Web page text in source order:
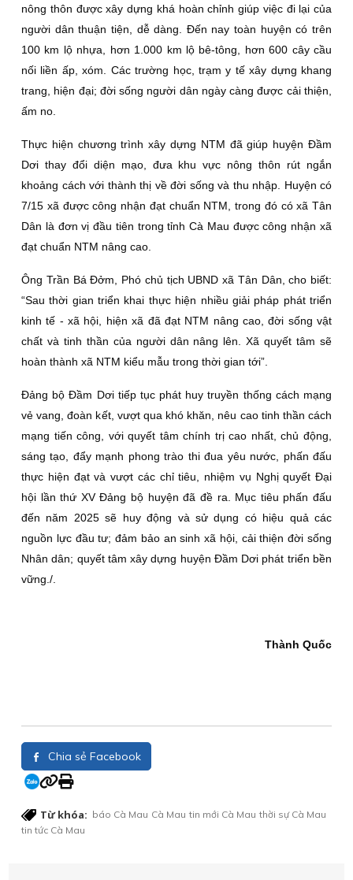
nông thôn được xây dựng khá hoàn chỉnh giúp việc đi lại của
người dân thuận tiện, dễ dàng. Ðến nay toàn huyện có trên
100 km lộ nhựa, hơn 1.000 km lộ bê-tông, hơn 600 cây cầu
nối liền ấp, xóm. Các trường học, trạm y tế xây dựng khang
trang, hiện đại; đời sống người dân ngày càng được cải thiện,
ấm no.
Thực hiện chương trình xây dựng NTM đã giúp huyện Ðầm
Dơi thay đổi diện mạo, đưa khu vực nông thôn rút ngắn
khoảng cách với thành thị về đời sống và thu nhập. Huyện có
7/15 xã được công nhận đạt chuẩn NTM, trong đó có xã Tân
Dân là đơn vị đầu tiên trong tỉnh Cà Mau được công nhận xã
đạt chuẩn NTM nâng cao.
Ông Trần Bá Ðởm, Phó chủ tịch UBND xã Tân Dân, cho biết:
“Sau thời gian triển khai thực hiện nhiều giải pháp phát triển
kinh tế - xã hội, hiện xã đã đạt NTM nâng cao, đời sống vật
chất và tinh thần của người dân nâng lên. Xã quyết tâm sẽ
hoàn thành xã NTM kiểu mẫu trong thời gian tới”.
Ðảng bộ Ðầm Dơi tiếp tục phát huy truyền thống cách mạng
vẻ vang, đoàn kết, vượt qua khó khăn, nêu cao tinh thần cách
mạng tiến công, với quyết tâm chính trị cao nhất, chủ động,
sáng tạo, đẩy mạnh phong trào thi đua yêu nước, phấn đấu
thực hiện đạt và vượt các chỉ tiêu, nhiệm vụ Nghị quyết Ðại
hội lần thứ XV Ðảng bộ huyện đã đề ra. Mục tiêu phấn đấu
đến năm 2025 sẽ huy động và sử dụng có hiệu quả các
nguồn lực đầu tư; đảm bảo an sinh xã hội, cải thiện đời sống
Nhân dân; quyết tâm xây dựng huyện Ðầm Dơi phát triển bền
vững./.
Thành Quốc
Chia sẻ Facebook
Từ khóa: báo Cà Mau Cà Mau tin mới Cà Mau thời sự Cà Mau
tin tức Cà Mau